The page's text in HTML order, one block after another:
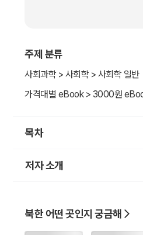
주제 분류
사회과학 > 사회학 > 사회학 일반
가격대별 eBook > 3000원
목차
저자 소개
북한 어떤 곳인지 궁금해